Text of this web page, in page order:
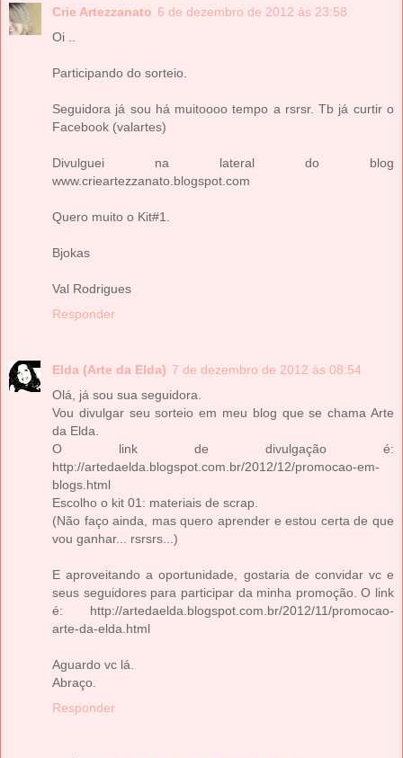
Crie Artezzanato 6 de dezembro de 2012 às 23:58
Oi ..
Participando do sorteio.
Seguidora já sou há muitoooo tempo a rsrsr. Tb já curtir o
Facebook (valartes)
Divulguei na lateral do blog
www.crieartezzanato.blogspot.com
Quero muito o Kit#1.
Bjokas
Val Rodrigues
Responder
Elda (Arte da Elda) 7 de dezembro de 2012 às 08:54
Olá, já sou sua seguidora.
Vou divulgar seu sorteio em meu blog que se chama Arte
da Elda.
O link de divulgação é:
http://artedaelda.blogspot.com.br/2012/12/promocao-em-
blogs.html
Escolho o kit 01: materiais de scrap.
(Não faço ainda, mas quero aprender e estou certa de que
vou ganhar... rsrsrs...)
E aproveitando a oportunidade, gostaria de convidar vc e
seus seguidores para participar da minha promoção. O link
é: http://artedaelda.blogspot.com.br/2012/11/promocao-
arte-da-elda.html
Aguardo vc lá.
Abraço.
Responder